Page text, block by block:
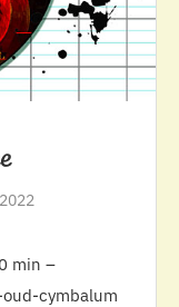
min –
cymbalum